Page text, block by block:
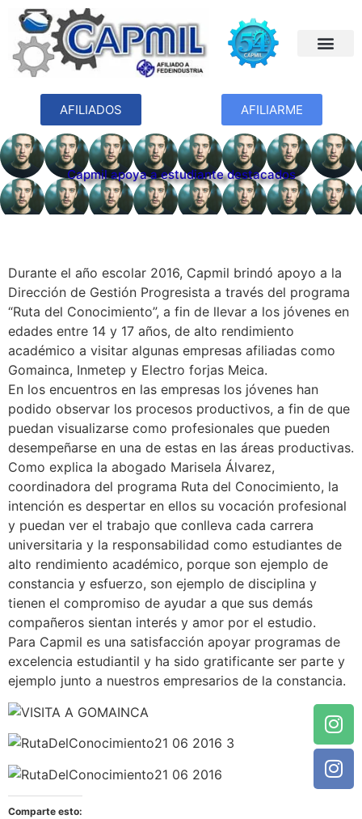
AFILIADOS AFILIARME
Capmil apoya a estudiante destacados
Durante el año escolar 2016, Capmil brindó apoyo a la
Dirección de Gestión Progresista a través del programa
“Ruta del Conocimiento”, a fin de llevar a los jóvenes en
edades entre 14 y 17 años, de alto rendimiento
académico a visitar algunas empresas afiliadas como
Gomainca, Inmetep y Electro forjas Meica.
En los encuentros en las empresas los jóvenes han
podido observar los procesos productivos, a fin de que
puedan visualizarse como profesionales que pueden
desempeñarse en una de estas en las áreas productivas.
Como explica la abogado Marisela Álvarez,
coordinadora del programa Ruta del Conocimiento, la
intención es despertar en ellos su vocación profesional
y puedan ver el trabajo que conlleva cada carrera
universitaria y la responsabilidad como estudiantes de
alto rendimiento académico, porque son ejemplo de
constancia y esfuerzo, son ejemplo de disciplina y
tienen el compromiso de ayudar a que sus demás
compañeros sientan interés y amor por el estudio.
Para Capmil es una satisfacción apoyar programas de
excelencia estudiantil y ha sido gratificante ser parte y
ejemplo junto a nuestros empresarios de la constancia.
Comparte esto: